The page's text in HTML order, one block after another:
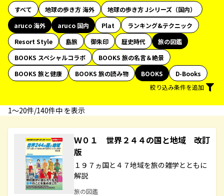
すべて 地球の歩き方 海外
地球の歩き方 Jシリーズ（国内）
aruco 海外
aruco 国内 Plat
ランキング&テクニック
Resort Style
島旅 御朱印 歴史時代
旅の図鑑
BOOKS スペシャルコラボ
BOOKS 旅の名言＆絶景
BOOKS 旅と健康
BOOKS 旅の読み物 BOOKS
D-Books
絞り込み条件を追加
1〜20件/140件中 を表示
Ｗ０１ 世界２４４の国と地域 改訂
版
１９７ヵ国と４７地域を旅の雑学とともに
解説
旅の図鑑